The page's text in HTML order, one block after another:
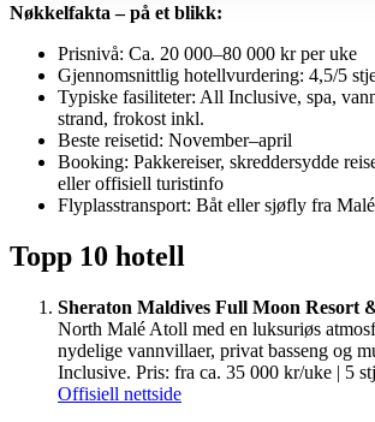
Nøkkelfakta – på et blikk:
Prisnivå: Ca. 20 000–80 000 kr per uke
Gjennomsnittlig hotellvurdering: 4,5/5
Typiske fasiliteter: All Inclusive, spa,
strand, frokost inkl.
Beste reisetid: November–april
Booking: Pakkereiser, skreddersydde
eller offisiell turistinfo
Flyplasstransport: Båt eller sjøfly fra
Topp 10 hotell
Sheraton Maldives Full Moon Resort
North Malé Atoll med en luksuriøs
nydelige vannvillaer, privat basseng og
Inclusive. Pris: fra ca. 35 000 kr/uke | 5
Offisiell nettside